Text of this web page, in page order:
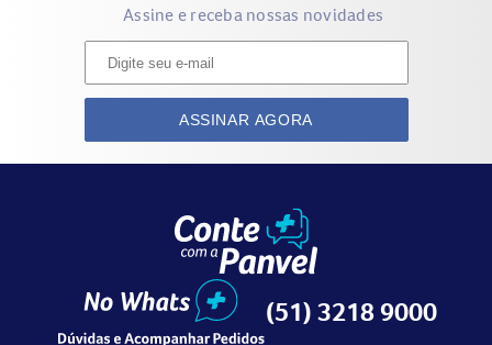
Assine e receba nossas novidades
ASSINAR AGORA
(51) 3218 9000